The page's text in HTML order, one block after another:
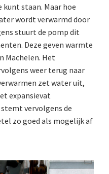
kunt staan. Maar hoe
wordt verwarmd door
stuurt de pomp dit
Deze geven warmte
Machelen. Het
weer terug naar
zet water uit,
expansievat
vervolgens de
zo goed als mogelijk af